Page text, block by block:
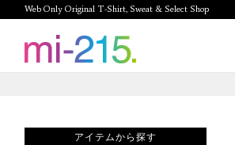
Web Only Original T-Shirt, Sweat & Select Shop
mi-215.
Original T-
アイテムから探す